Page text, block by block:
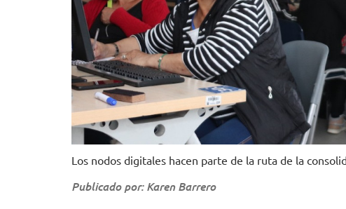
Los nodos digitales hacen parte de la ruta de la
Publicado por: Karen Barrero